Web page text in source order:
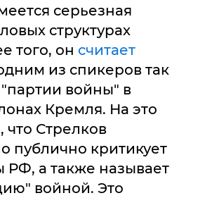
серьезная
структурах
того, он считает
из спикеров так
войны" в
Кремля. На это
что Стрелков
публично критикует
а также называет
войной. Это